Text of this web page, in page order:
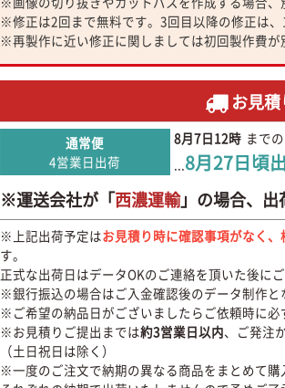
※修正は2回まで無料です。3回目以降の修正は
※再製作に近い修正に関しましては初回製作費が
お見
通常便
4営業日出荷
8月7日12時 まで
...8月27日頃
※運送会社が「西濃運輸」の場合、出
※上記出荷予定はお見積り時に確認事項がなく
す。
正式な出荷日はデータOKのご連絡を頂いた後にご
※銀行振込の場合はご入金確認後のデータ制作と
※ご希望の納品日がございましたらご依頼時に必
※お見積りご提出までは約3営業日以内、ご発注
（土日祝日は除く）
※一度のご注文で納期の異なる商品をまとめて